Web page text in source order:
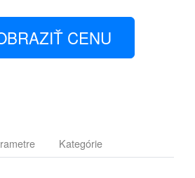
CENU
Kategórie